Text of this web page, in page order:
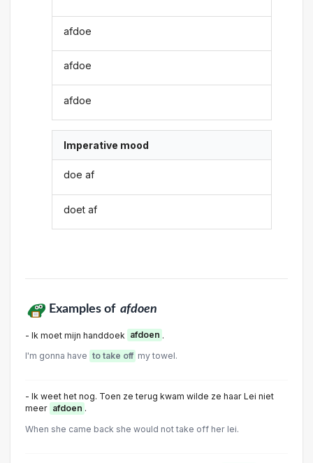
afdoe
afdoe
afdoe
Imperative mood
doe af
doet af
Examples of afdoen
- Ik moet mijn handdoek afdoen .
I'm gonna have to take off my towel.
- Ik weet het nog. Toen ze terug kwam wilde ze haar Lei niet
meer afdoen .
When she came back she would not take off her lei.